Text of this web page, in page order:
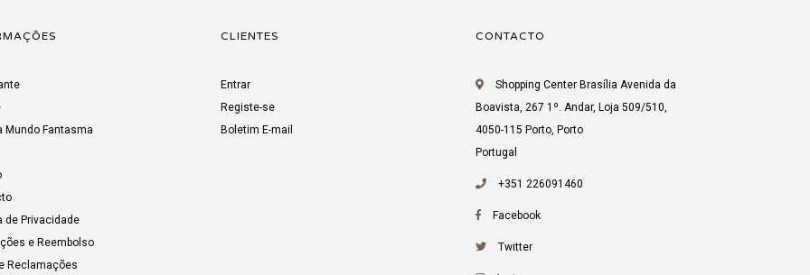
Mundo Fantasma
de Privacidade
e Reembolso
Reclamações
CLIENTES
Entrar
Registe-se
Boletim E-mail
CONTACTO
Shopping Center Brasília Avenida da
Boavista, 267 1º. Andar, Loja 509/510,
4050-115 Porto, Porto
Portugal
+351 226091460
Facebook
Twitter